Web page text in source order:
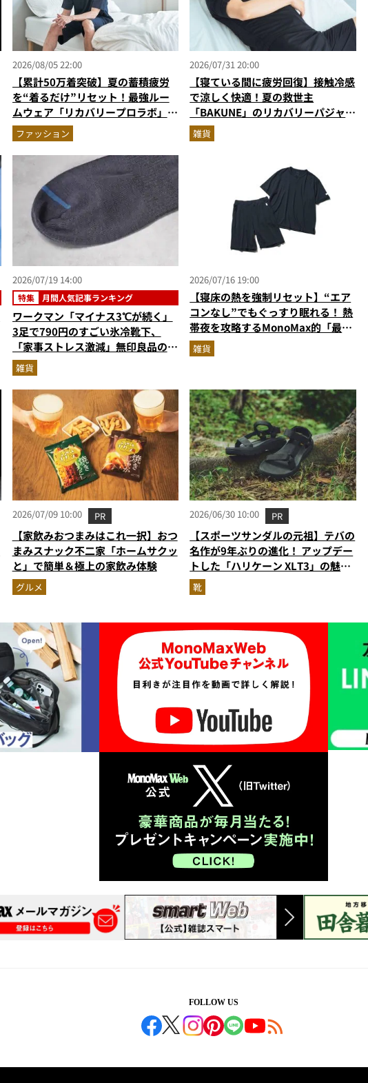
2026/08/05 22:00
【累計50万着突破】夏の蓄積疲労
を“着るだけ”リセット！最強ルー
ムウェア「リカバリープロラボ」に
新色登場
ファッション
2026/07/31 20:00
【寝ている間に疲労回復】接触冷感
で涼しく快適！夏の救世主
「BAKUNE」のリカバリーパジャマ
が優秀すぎる
雑貨
2026/07/19 14:00
特集 月間人気記事ランキング
ワークマン「マイナス3℃が続く」
3足で790円のすごい氷冷靴下、
「家事ストレス激減」無印良品のレ
ンジで使える耐熱ガラス容器…ほか
【便利グッズの人気記事ランキング
ベスト3】（2026年6月版）
雑貨
2026/07/16 19:00
【寝床の熱を強制リセット】“エア
コンなし”でもぐっすり眠れる！ 熱
帯夜を攻略するMonoMax的「最強
快眠セット」はコレだ
雑貨
2026/07/09 10:00 PR
【家飲みおつまみはこれ一択】おつ
まみスナック不二家「ホームサクッ
と」で簡単＆極上の家飲み体験
グルメ
2026/06/30 10:00 PR
【スポーツサンダルの元祖】テバの
名作が9年ぶりの進化！ アップデー
トした「ハリケーン XLT3」の魅力
を識者があらゆる角度から徹底解
説！
靴
FOLLOW US